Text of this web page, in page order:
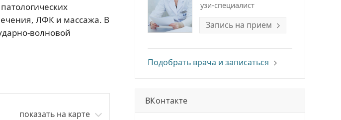
ЛФК и массажа. В
волновой
показать на карте
узи-специалист
Запись на прием
Подобрать врача и записаться
ВКонтакте